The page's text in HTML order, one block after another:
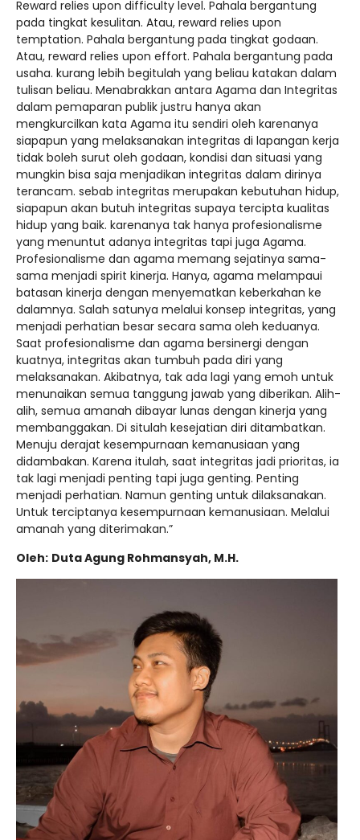
Reward relies upon difficulty level. Pahala bergantung
pada tingkat kesulitan. Atau, reward relies upon
temptation. Pahala bergantung pada tingkat godaan.
Atau, reward relies upon effort. Pahala bergantung pada
usaha. kurang lebih begitulah yang beliau katakan dalam
tulisan beliau. Menabrakkan antara Agama dan Integritas
dalam pemaparan publik justru hanya akan
mengkurcilkan kata Agama itu sendiri oleh karenanya
siapapun yang melaksanakan integritas di lapangan kerja
tidak boleh surut oleh godaan, kondisi dan situasi yang
mungkin bisa saja menjadikan integritas dalam dirinya
terancam. sebab integritas merupakan kebutuhan hidup,
siapapun akan butuh integritas supaya tercipta kualitas
hidup yang baik. karenanya tak hanya profesionalisme
yang menuntut adanya integritas tapi juga Agama.
Profesionalisme dan agama memang sejatinya sama-
sama menjadi spirit kinerja. Hanya, agama melampaui
batasan kinerja dengan menyematkan keberkahan ke
dalamnya. Salah satunya melalui konsep integritas, yang
menjadi perhatian besar secara sama oleh keduanya.
Saat profesionalisme dan agama bersinergi dengan
kuatnya, integritas akan tumbuh pada diri yang
melaksanakan. Akibatnya, tak ada lagi yang emoh untuk
menunaikan semua tanggung jawab yang diberikan. Alih-
alih, semua amanah dibayar lunas dengan kinerja yang
membanggakan. Di situlah kesejatian diri ditambatkan.
Menuju derajat kesempurnaan kemanusiaan yang
didambakan. Karena itulah, saat integritas jadi prioritas, ia
tak lagi menjadi penting tapi juga genting. Penting
menjadi perhatian. Namun genting untuk dilaksanakan.
Untuk terciptanya kesempurnaan kemanusiaan. Melalui
amanah yang diterimakan.”
Oleh: Duta Agung Rohmansyah, M.H.